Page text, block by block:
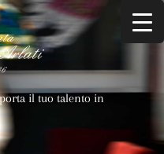
il tuo talento in